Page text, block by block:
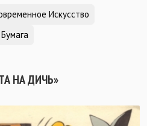
Искусство
Бумага
НА ДИЧЬ»